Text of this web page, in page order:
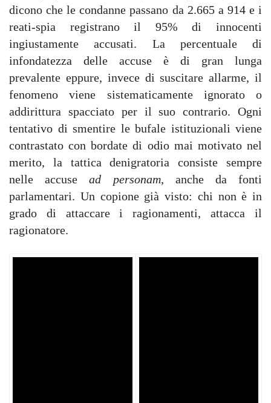
dicono che le condanne passano da 2.665 a 914 e i
reati-spia registrano il 95% di innocenti
ingiustamente accusati. La percentuale di
infondatezza delle accuse è di gran lunga
prevalente eppure, invece di suscitare allarme, il
fenomeno viene sistematicamente ignorato o
addirittura spacciato per il suo contrario. Ogni
tentativo di smentire le bufale istituzionali viene
contrastato con bordate di odio mai motivato nel
merito, la tattica denigratoria consiste sempre
nelle accusead personam, anche da fonti
parlamentari. Un copione già visto: chi non è in
grado di attaccare i ragionamenti, attacca il
ragionatore.